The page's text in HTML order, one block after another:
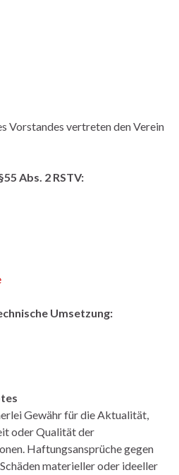
Vorstandes vertreten den Verein
Abs. 2 RSTV:
Umsetzung:
Gewähr für die Aktualität,
oder Qualität der
Haftungsansprüche gegen
materieller oder ideeller